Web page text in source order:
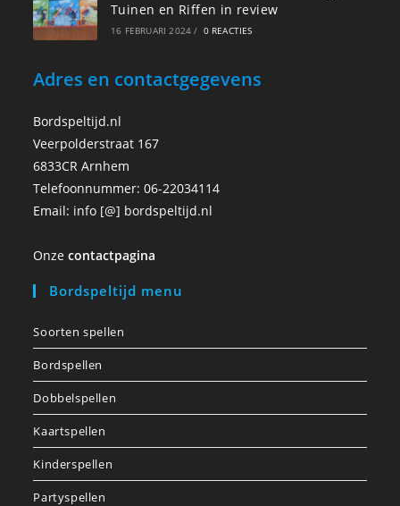
Tuinen en Riffen in review
16 FEBRUARI 2024 / 0 REACTIES
Adres en contactgegevens
Bordspeltijd.nl
Veerpolderstraat 167
6833CR Arnhem
Telefoonnummer: 06-22034114
Email: info [@] bordspeltijd.nl
Onzecontactpagina
Bordspeltijd menu
Soorten spellen
Bordspellen
Dobbelspellen
Kaartspellen
Kinderspellen
Partyspellen